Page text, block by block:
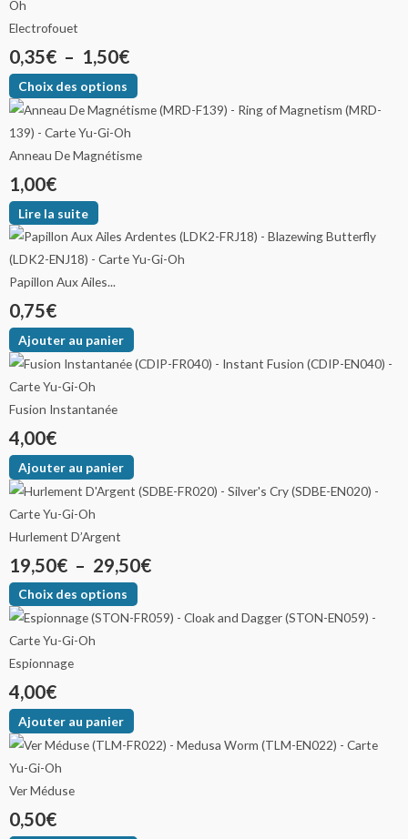
Electrofouet
0,35€ – 1,50€
Choix des options
Anneau De Magnétisme
1,00€
Lire la suite
Papillon Aux Ailes...
0,75€
Ajouter au panier
Fusion Instantanée
4,00€
Ajouter au panier
Hurlement D’Argent
19,50€ – 29,50€
Choix des options
Espionnage
4,00€
Ajouter au panier
Ver Méduse
0,50€